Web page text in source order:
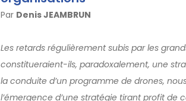
Par Denis JEAMBRUN
Les retards régulièrement subis par les
constitueraient-ils, paradoxalement, une
la conduite d’un programme de drones,
l’émergence d’une stratégie tirant profit de